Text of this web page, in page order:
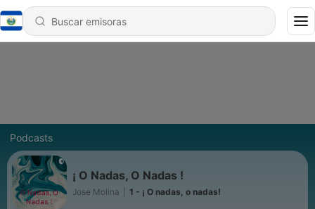
Podcasts
¡ O Nadas, O Nadas !
Jose Molina 1 - ¡ O nadas, o nadas!